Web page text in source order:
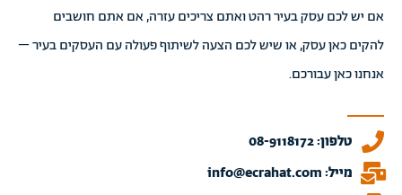
אם יש לכם עסק בעיר רהט ואתם צריכים עזרה, אם אתם חושבים
להקים כאן עסק, או שיש לכם הצעה לשיתוף פעולה עם העסקים בעיר –
אנחנו כאן עבורכם.
טלפון: 08-9118172
מייל: info@ecrahat.com